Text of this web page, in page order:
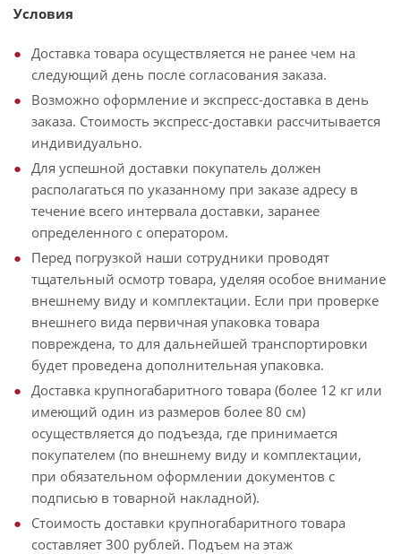
Условия
Доставка товара осуществляется не ранее чем на
следующий день после согласования заказа.
Возможно оформление и экспресс-доставка в день
заказа. Стоимость экспресс-доставки рассчитывается
индивидуально.
Для успешной доставки покупатель должен
располагаться по указанному при заказе адресу в
течение всего интервала доставки, заранее
определенного с оператором.
Перед погрузкой наши сотрудники проводят
тщательный осмотр товара, уделяя особое внимание
внешнему виду и комплектации. Если при проверке
внешнего вида первичная упаковка товара
повреждена, то для дальнейшей транспортировки
будет проведена дополнительная упаковка.
Доставка крупногабаритного товара (более 12 кг или
имеющий один из размеров более 80 см)
осуществляется до подъезда, где принимается
покупателем (по внешнему виду и комплектации,
при обязательном оформлении документов с
подписью в товарной накладной).
Стоимость доставки крупногабаритного товара
составляет 300 рублей. Подъем на этаж